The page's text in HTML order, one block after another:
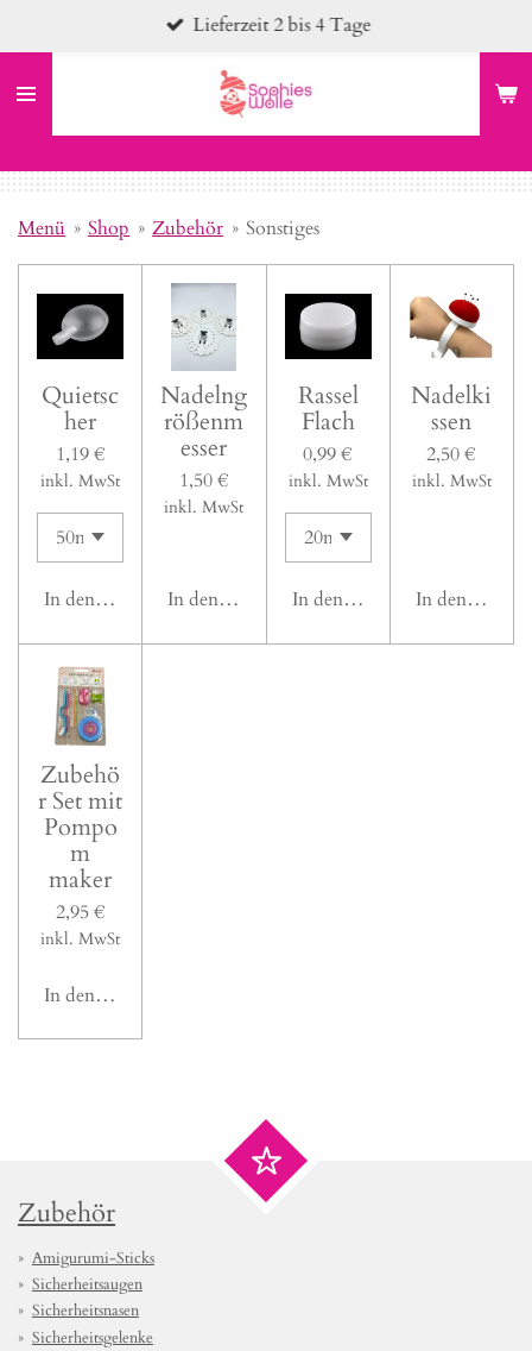
Hauptinhalt
springen
Lieferzeit 2 bis 4 Tage
Menü » Shop » Zubehör » Sonstiges
Quietsc
her
1,19 €
inkl. MwSt
In den Warenkorb
Nadelng
rößenm
esser
1,50 €
inkl. MwSt
In den Warenkorb
Rassel
Flach
0,99 €
inkl. MwSt
In den Warenkorb
Nadelki
ssen
2,50 €
inkl. MwSt
In den
Zubehö
r Set mit
Pompo
m
maker
2,95 €
inkl. MwSt
In den Warenkorb
Zubehör
Amigurumi-Sticks
Sicherheitsaugen
Sicherheitsnasen
Sicherheitsgelenke